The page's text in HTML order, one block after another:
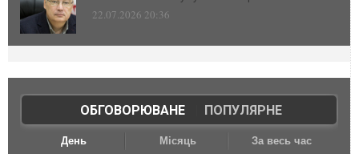
22.07.2026 20:36
ОБГОВОРЮВАНЕ| ПОПУЛЯРНЕ
День Місяць За весь час